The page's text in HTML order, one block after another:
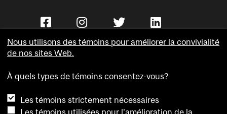
Accessibilité
Nous utilisons des témoins pour améliorer la convivialité
de nos sites Web.
À quels types de témoins consentez-vous?
Les témoins strictement nécessaires
Les témoins utilisées pour l'amélioration de la